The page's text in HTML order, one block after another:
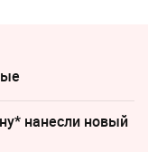
нанесли новый